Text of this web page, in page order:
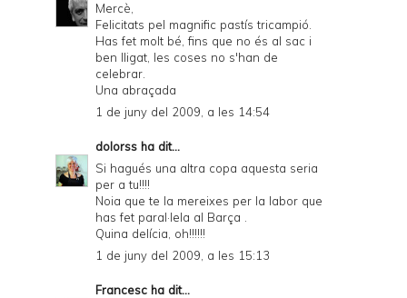
Mercè,
Felicitats pel magnific pastís tricampió.
Has fet molt bé, fins que no és al sac i
ben lligat, les coses no s'han de
celebrar.
Una abraçada
1 de juny del 2009, a les 14:54
dolorss ha dit...
Si hagués una altra copa aquesta seria
per a tu!!!!
Noia que te la mereixes per la labor que
has fet paral·lela al Barça .
Quina delícia, oh!!!!!!
1 de juny del 2009, a les 15:13
Francesc ha dit...